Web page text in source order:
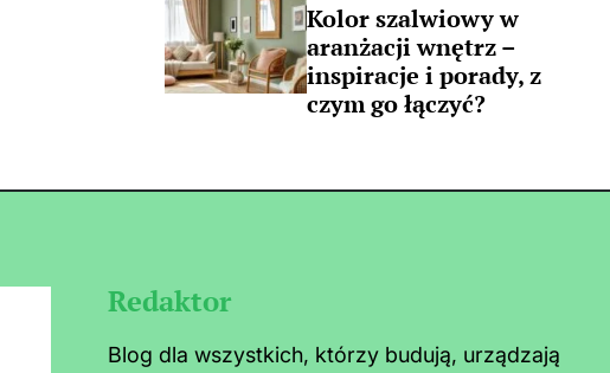
IN
Kolor szalwiowy w
aranżacji wnętrz –
inspiracje i porady, z
czym go łączyć?
Redaktor
Blog dla wszystkich, którzy budują, urządzają